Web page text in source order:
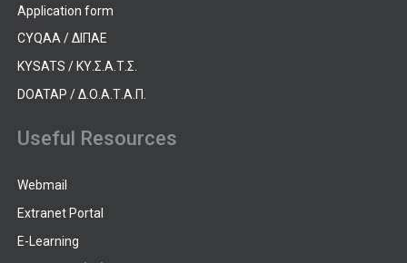
Application form
CYQAA / ΔΙΠΑΕ
KYSATS / ΚΥ.Σ.Α.Τ.Σ.
DOATAP / Δ.Ο.Α.Τ.Α.Π.
Useful Resources
Webmail
Extranet Portal
E-Learning